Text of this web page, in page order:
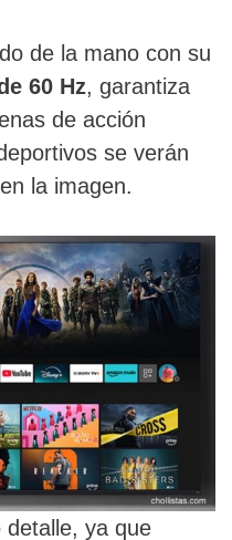
de la mano con su
60 Hz, garantiza
de acción
se verán
la imagen.
detalle, ya que